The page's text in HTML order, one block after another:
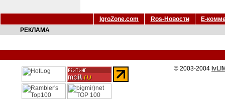
IgroZone.com Ros-Новости
Е-
РЕКЛАМА
© 2003-2004